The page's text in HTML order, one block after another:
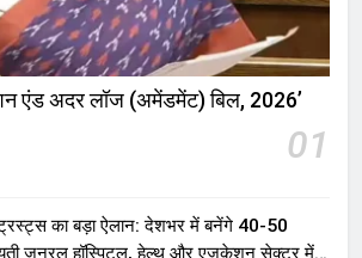
एंड अदर लॉज (अमेंडमेंट) बिल, 2026’
01
ट्रस्ट्स का बड़ा ऐलान: देशभर में बनेंगे 40-50
जनरल हॉस्पिटल, हेल्थ और एजुकेशन सेक्टर में